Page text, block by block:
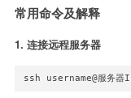
常用命令及解释
1. 连接远程服务器
ssh username@服务器